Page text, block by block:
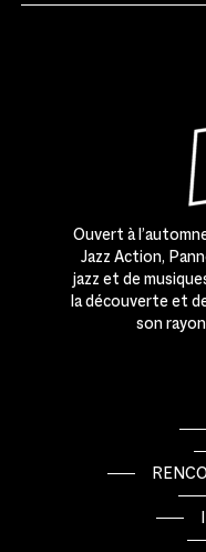
Ouvert à
Jazz Action,
jazz et de
la découverte et
son